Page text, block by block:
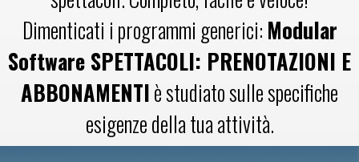
Dimenticati i programmi generici: Modular
Software SPETTACOLI: PRENOTAZIONI E
ABBONAMENTIè studiato sulle specifiche
esigenze della tua attività.